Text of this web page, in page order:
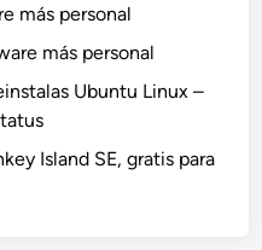
más personal
más personal
Ubuntu Linux –
Island SE, gratis para